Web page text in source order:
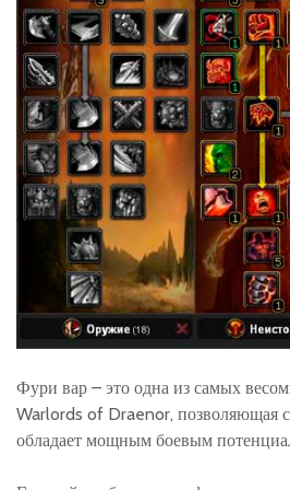
Фури вар – это одна из самых
Warlords of Draenor, позволяющая
обладает мощным боевым